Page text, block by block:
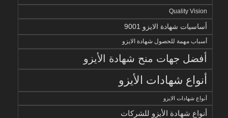
Quality Vision
أساسيات شهادة الايزو 9001
أسباب مهمة للحصول شهادة الايزو
أفضل جهات منح شهادة الأيزو
أنواع شهادات الأيزو
أنواع شهادات الايزو
أنواع شهادة الأيزو للشركات